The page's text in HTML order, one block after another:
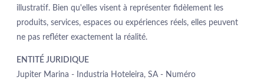
illustratif. Bien qu'elles visent à représenter fidèlement les
produits, services, espaces ou expériences réels, elles peuvent
ne pas refléter exactement la réalité.
ENTITÉ JURIDIQUE
Jupiter Marina - Industria Hoteleira, SA - Numéro
HOTEL
PROMOTIONS
CHAMBRES & SUITES
SPA